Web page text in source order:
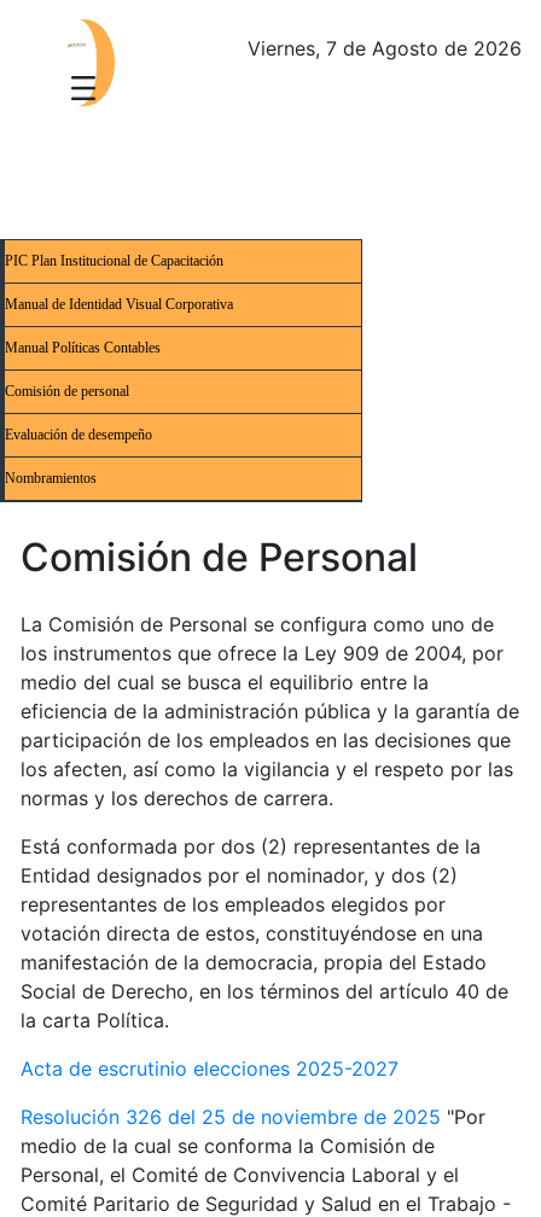
Viernes, 7 de Agosto de 2026
PIC Plan Institucional de Capacitación
Manual de Identidad Visual Corporativa
Manual Políticas Contables
Comisión de personal
Evaluación de desempeño
Nombramientos
Comisión de Personal
La Comisión de Personal se configura como uno de
los instrumentos que ofrece la Ley 909 de 2004, por
medio del cual se busca el equilibrio entre la
eficiencia de la administración pública y la garantía de
participación de los empleados en las decisiones que
los afecten, así como la vigilancia y el respeto por las
normas y los derechos de carrera.
Está conformada por dos (2) representantes de la
Entidad designados por el nominador, y dos (2)
representantes de los empleados elegidos por
votación directa de estos, constituyéndose en una
manifestación de la democracia, propia del Estado
Social de Derecho, en los términos del artículo 40 de
la carta Política.
Acta de escrutinio elecciones 2025-2027
Resolución 326 del 25 de noviembre de 2025 "Por
medio de la cual se conforma la Comisión de
Personal, el Comité de Convivencia Laboral y el
Comité Paritario de Seguridad y Salud en el Trabajo -